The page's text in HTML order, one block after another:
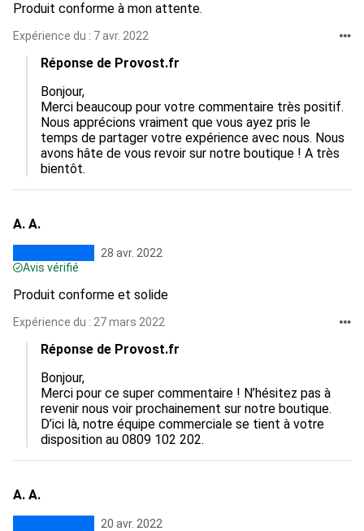
Produit conforme à mon attente.
Expérience du : 7 avr. 2022
Réponse de Provost.fr
Bonjour,
Merci beaucoup pour votre commentaire très positif.
Nous apprécions vraiment que vous ayez pris le
temps de partager votre expérience avec nous. Nous
avons hâte de vous revoir sur notre boutique ! A très
bientôt.
A. A.
28 avr. 2022
Avis vérifié
Produit conforme et solide
Expérience du : 27 mars 2022
Réponse de Provost.fr
Bonjour,
Merci pour ce super commentaire ! N’hésitez pas à
revenir nous voir prochainement sur notre boutique.
D’ici là, notre équipe commerciale se tient à votre
disposition au 0809 102 202.
A. A.
20 avr. 2022